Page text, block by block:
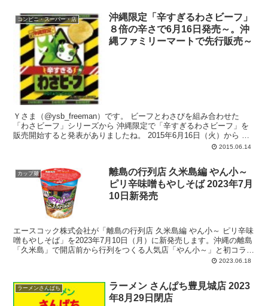
コンビニ・スーパー・店
沖縄限定「辛すぎるわさビーフ」
８倍の辛さで6月16日発売～。沖
縄ファミリーマートで先行販売～
Ｙさま（@ysb_freeman）です。 ビーフとわさびを組み合わせた
「わさビーフ」シリーズから 沖縄限定で「辛すぎるわさビーフ」を
販売開始すると発表がありましたね。 2015年6月16日（火）から 沖
2015.06.14
カップ麺
離島の行列店 久米島編 やん小～
ピリ辛味噌もやしそば 2023年7月
10日新発売
エースコック株式会社が「離島の行列店 久米島編 やん小～ ピリ辛味
噌もやしそば」を2023年7月10日（月）に新発売します。沖縄の離島
「久米島」で開店前から行列をつくる人気店「やん小～」と初コラ
ボ。味噌仕立てのピリッと辛いあっさり沖縄風島そばを再現。レア度
2023.06.18
ラーメンさんぱち
ラーメン さんぱち豊見城店 2023
年8月29日閉店